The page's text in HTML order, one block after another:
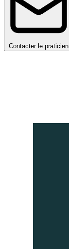
Contacter le praticien